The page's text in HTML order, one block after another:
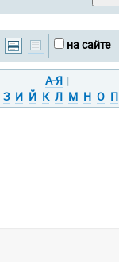
на сайте
А-Я |
З И Й К Л М Н О П